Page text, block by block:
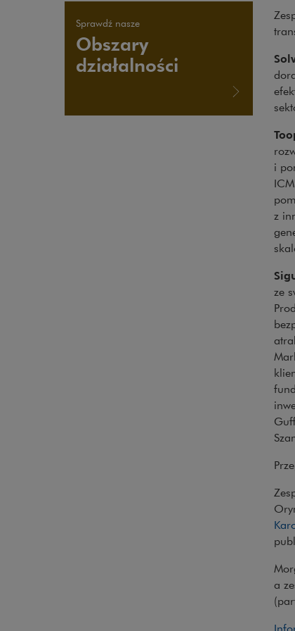
Sprawdź nasze
Obszary
działalności
i
z
ze
a